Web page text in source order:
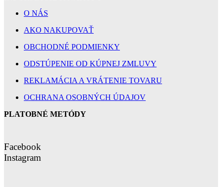
O NÁS
AKO NAKUPOVAŤ
OBCHODNÉ PODMIENKY
ODSTÚPENIE OD KÚPNEJ ZMLUVY
REKLAMÁCIA A VRÁTENIE TOVARU
OCHRANA OSOBNÝCH ÚDAJOV
PLATOBNÉ METÓDY
Facebook
Instagram